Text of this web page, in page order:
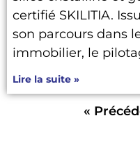
certifié SKILITIA.
son parcours dans
immobilier, le
Lire la suite »
«